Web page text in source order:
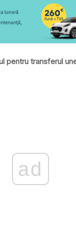
pentru transferul
ad